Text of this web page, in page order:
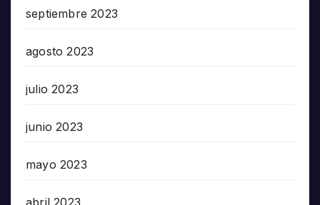
septiembre 2023
agosto 2023
julio 2023
junio 2023
mayo 2023
abril 2023